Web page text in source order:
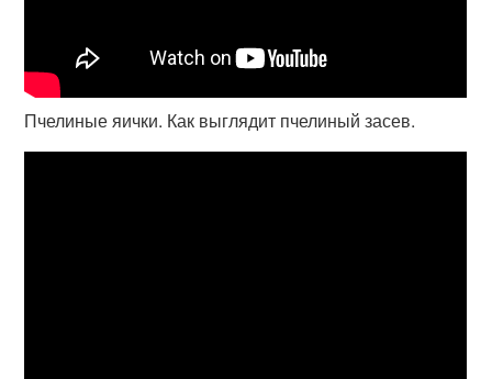
Пчелиные яички. Как выглядит пчелиный засев.